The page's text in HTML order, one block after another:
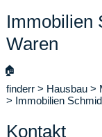
Immobilien
Waren
🏠
finderr > Hausbau >
> Immobilien
Kontakt